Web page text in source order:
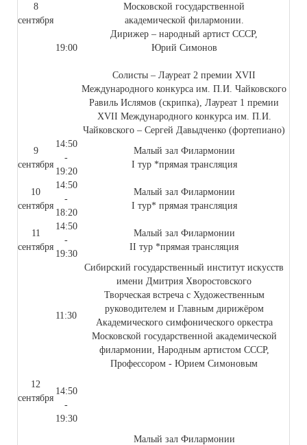
8
сентября
19:00
Московской государственной
академической филармонии.
Дирижер – народный артист СССР,
Юрий Симонов
Солисты – Лауреат 2 премии XVII
Международного конкурса им. П.И. Чайковского
Равиль Ислямов (скрипка), Лауреат 1 премии
XVII Международного конкурса им. П.И.
Чайковского – Сергей Давыдченко (фортепиано)
9
сентября
14:50
-
19:20
Малый зал Филармонии
I тур *прямая трансляция
10
сентября
14:50
-
18:20
Малый зал Филармонии
I тур* прямая трансляция
11
сентября
14:50
-
19:30
Малый зал Филармонии
II тур *прямая трансляция
12
сентября
11:30
Сибирский государственный институт искусств
имени Дмитрия Хворостовского
Творческая встреча с Художественным
руководителем и Главным дирижёром
Академического симфонического оркестра
Московской государственной академической
филармонии, Народным артистом СССР,
Профессором - Юрием Симоновым
14:50
-
19:30
Малый зал Филармонии